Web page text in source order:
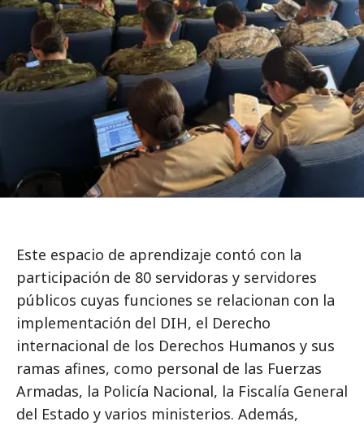
Este espacio de aprendizaje contó con la
participación de 80 servidoras y servidores
públicos cuyas funciones se relacionan con la
implementación del DIH, el Derecho
internacional de los Derechos Humanos y sus
ramas afines, como personal de las Fuerzas
Armadas, la Policía Nacional, la Fiscalía General
del Estado y varios ministerios. Además,